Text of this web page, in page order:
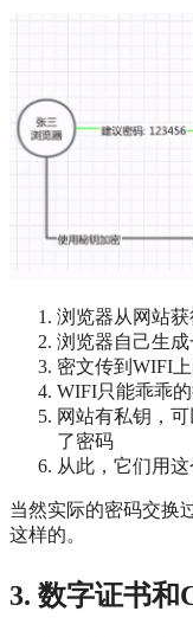
浏览器从网站
浏览器自己生
密文传到WIFI
WIFI只能乖乖
网站有私钥，
了密码
从此，它们用
当然实际的密码交换
这样的。
3. 数字证书和